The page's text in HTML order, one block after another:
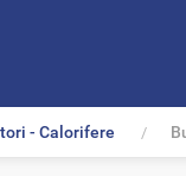
- Calorifere